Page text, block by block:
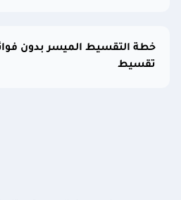
خطة التقسيط الميسر بدون
تقسيط